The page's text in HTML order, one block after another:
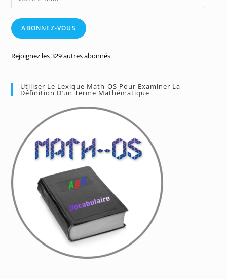
e-
mailABONNEZ-VOUS
Rejoignez les 329 autres abonnés
Utiliser Le Lexique Math-OS Pour Examiner La
Définition D’un Terme Mathématique